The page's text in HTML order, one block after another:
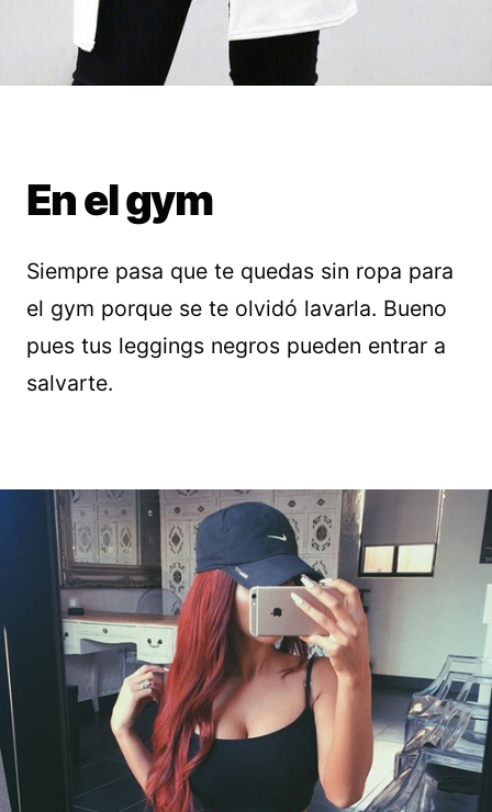
En el gym
Siempre pasa que te quedas sin ropa para
el gym porque se te olvidó lavarla. Bueno
pues tus leggings negros pueden entrar a
salvarte.